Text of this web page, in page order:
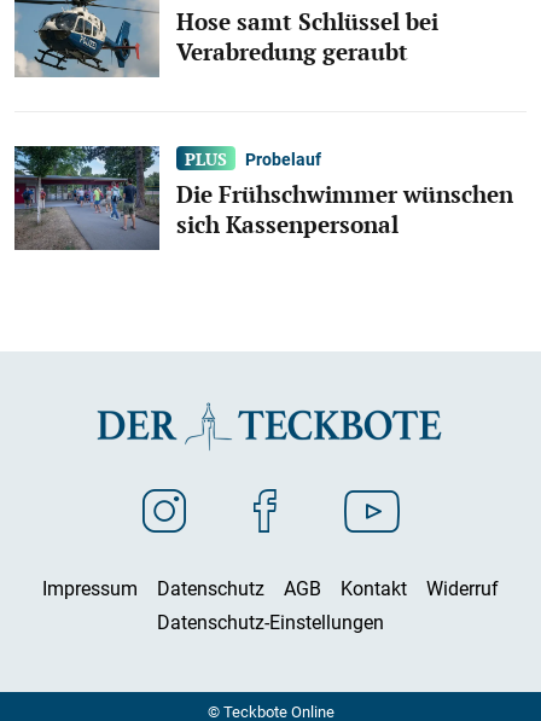
Hose samt Schlüssel bei
Verabredung geraubt
Probelauf
Die Frühschwimmer wünschen
sich Kassenpersonal
Impressum Datenschutz AGB Kontakt
Widerruf
Datenschutz-Einstellungen
© Teckbote Online